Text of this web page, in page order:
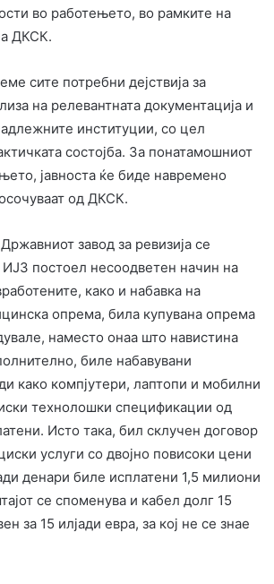
во работењето, во рамките на
ДКСК.
сите потребни дејствија за
на релевантната документација и
институции, со цел
состојба. За понатамошниот
јавноста ќе биде навремено
од ДКСК.
завод за ревизија се
ИЈЗ постоел несоодветен начин на
како и набавка на
опрема, била купувана опрема
наместо онаа што навистина
биле набавувани
како компјутери, лаптопи и мобилни
технолошки спецификации од
Исто така, бил склучен договор
услуги со двојно повисоки цени
денари биле исплатени 1,5 милиони
се споменува и кабел долг 15
за 15 илјади евра, за кој не се знае